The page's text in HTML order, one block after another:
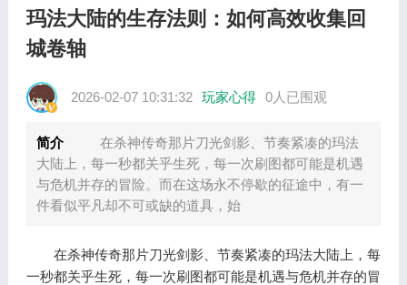
玛法大陆的生存法则：如何高效收集回
城卷轴
2026-02-07 10:31:32 玩家心得 0人已围观
简介
在杀神传奇那片刀光剑影、节奏紧凑的玛法
大陆上，每一秒都关乎生死，每一次刷图都可能是机遇
与危机并存的冒险。而在这场永不停歇的征途中，有一
件看似平凡却不可或缺的道具，始
在杀神传奇那片刀光剑影、节奏紧凑的玛法大陆上，每
一秒都关乎生死，每一次刷图都可能是机遇与危机并存的冒